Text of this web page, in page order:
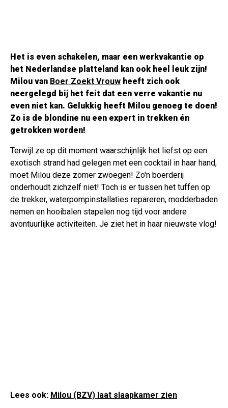
Het is even schakelen, maar een werkvakantie op
het Nederlandse platteland kan ook heel leuk zijn!
Milou van Boer Zoekt Vrouw heeft zich ook
neergelegd bij het feit dat een verre vakantie nu
even niet kan. Gelukkig heeft Milou genoeg te doen!
Zo is de blondine nu een expert in trekken én
getrokken worden!
Terwijl ze op dit moment waarschijnlijk het liefst op een
exotisch strand had gelegen met een cocktail in haar hand,
moet Milou deze zomer zwoegen! Zo'n boerderij
onderhoudt zichzelf niet! Toch is er tussen het tuffen op
de trekker, waterpompinstallaties repareren, modderbaden
nemen en hooibalen stapelen nog tijd voor andere
avontuurlijke activiteiten. Je ziet het in haar nieuwste vlog!
Lees ook: Milou (BZV) laat slaapkamer zien